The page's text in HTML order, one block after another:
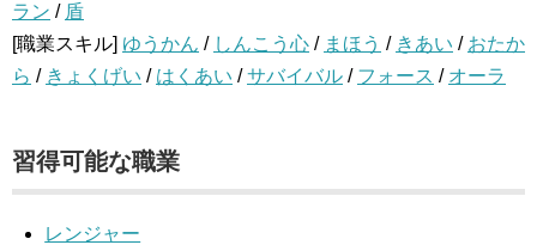
ラン / 盾
[職業スキル] ゆうかん / しんこう心 / まほう / きあい / おたか
ら / きょくげい / はくあい /サバイバル / フォース / オーラ
習得可能な職業
レンジャー